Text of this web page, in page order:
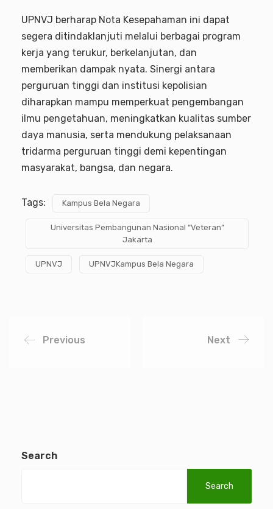
UPNVJ berharap Nota Kesepahaman ini dapat
segera ditindaklanjuti melalui berbagai program
kerja yang terukur, berkelanjutan, dan
memberikan dampak nyata. Sinergi antara
perguruan tinggi dan institusi kepolisian
diharapkan mampu memperkuat pengembangan
ilmu pengetahuan, meningkatkan kualitas sumber
daya manusia, serta mendukung pelaksanaan
tridarma perguruan tinggi demi kepentingan
masyarakat, bangsa, dan negara.
Tags: Kampus Bela Negara
Universitas Pembangunan Nasional “Veteran”
Jakarta
UPNVJ UPNVJKampus Bela Negara
Previous Next
Search
Search